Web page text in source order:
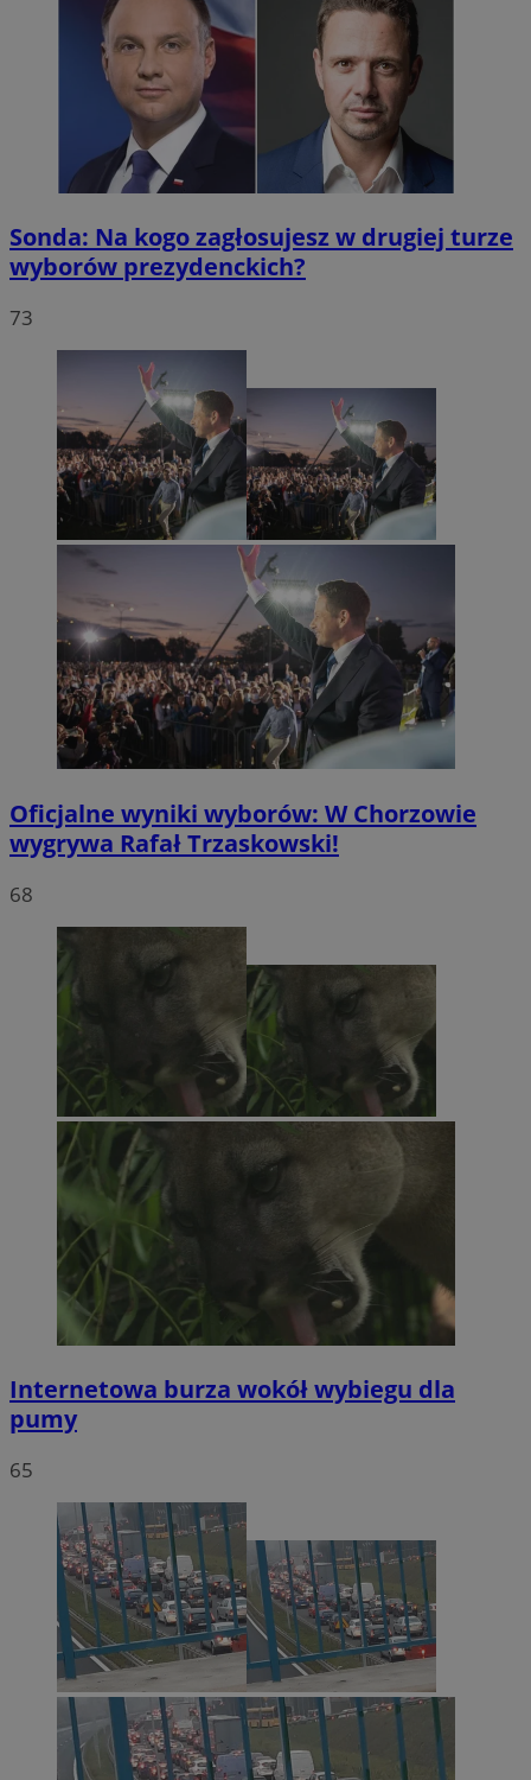
Sonda: Na kogo zagłosujesz w drugiej turze
wyborów prezydenckich?
73
Oficjalne wyniki wyborów: W Chorzowie
wygrywa Rafał Trzaskowski!
68
Internetowa burza wokół wybiegu dla
pumy
65